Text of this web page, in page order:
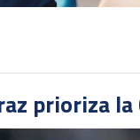
prioriza